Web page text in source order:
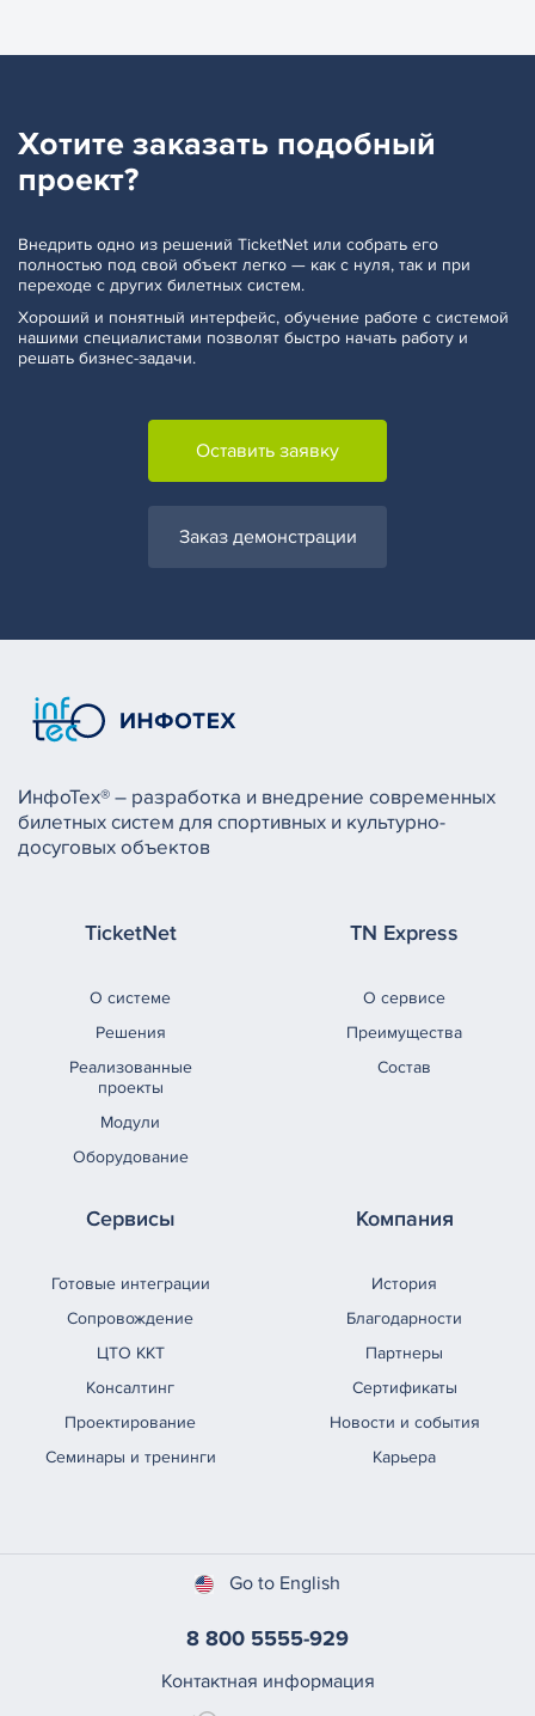
Хотите заказать подобный
проект?
Внедрить одно из решений TicketNet или собрать его
полностью под свой объект легко — как с нуля, так и при
переходе с других билетных систем.
Хороший и понятный интерфейс, обучение работе с системой
нашими специалистами позволят быстро начать работу и
решать бизнес-задачи.
Оставить заявку
Заказ демонстрации
ИнфоТех® – разработка и внедрение современных
билетных систем для спортивных и культурно-
досуговых объектов
TicketNet
О системе
Решения
Реализованные
проекты
Модули
Оборудование
TN Express
О сервисе
Преимущества
Состав
Сервисы
Готовые интеграции
Сопровождение
ЦТО ККТ
Консалтинг
Проектирование
Семинары и тренинги
Компания
История
Благодарности
Партнеры
Сертификаты
Новости и события
Карьера
Go to English
8 800 5555-929
Контактная информация